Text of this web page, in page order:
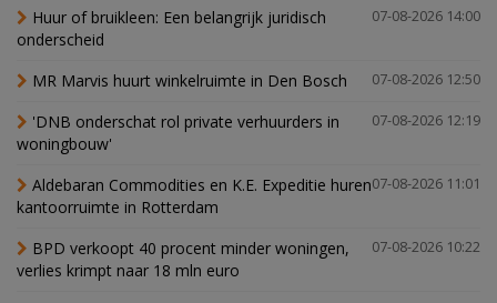
07-08-2026 14:00
Huur of bruikleen: Een belangrijk juridisch
onderscheid
07-08-2026 12:50
MR Marvis huurt winkelruimte in Den Bosch
07-08-2026 12:19
'DNB onderschat rol private verhuurders in
woningbouw'
07-08-2026 11:01
Aldebaran Commodities en K.E. Expeditie huren
kantoorruimte in Rotterdam
07-08-2026 10:22
BPD verkoopt 40 procent minder woningen,
verlies krimpt naar 18 mln euro